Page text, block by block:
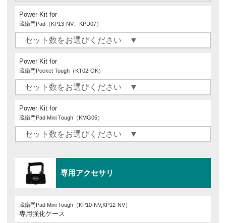
Power Kit for
蔵衛門Pad（KP13-NV、KPD07）
Power Kit for
蔵衛門Pocket Tough（KT02-OK）
Power Kit for
蔵衛門Pad Mini Tough（KMG05）
専用アクセサリ
蔵衛門Pad Mini Tough（KP10-NV,KP12-NV）
専用強化ケース